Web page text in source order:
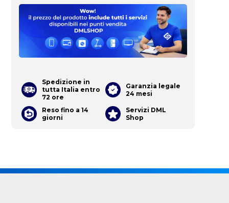
Spedizione in
tutta Italia entro
72 ore
Garanzia legale
24 mesi
Reso fino a 14
giorni
Servizi DML
Shop